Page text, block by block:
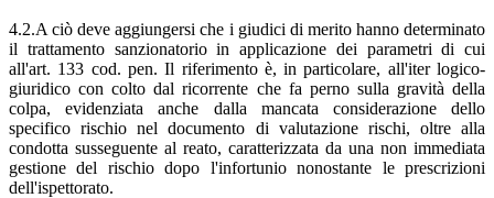
4.2.A ciò deve aggiungersi che i giudici di merito hanno determinato
il trattamento sanzionatorio in applicazione dei parametri di cui
all'art. 133 cod. pen. Il riferimento è, in particolare, all'iter logico-
giuridico con colto dal ricorrente che fa perno sulla gravità della
colpa, evidenziata anche dalla mancata considerazione dello
specifico rischio nel documento di valutazione rischi, oltre alla
condotta susseguente al reato, caratterizzata da una non immediata
gestione del rischio dopo l'infortunio nonostante le prescrizioni
dell'ispettorato.